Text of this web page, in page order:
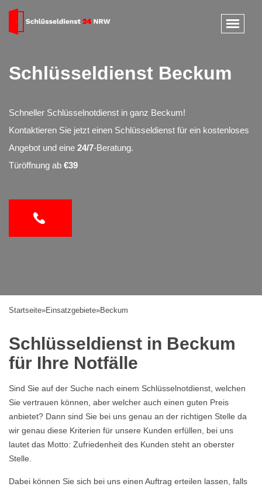
Schlüsseldienst Beckum
Schneller Schlüsselnotdienst in ganz Beckum!
Kontaktieren Sie jetzt einen Schlüsseldienst für ein kostenloses
Angebot und eine 24/7-Beratung.
Türöffnung ab €39
Startseite»Einsatzgebiete»Beckum
Schlüsseldienst in Beckum
für Ihre Notfälle
Sind Sie auf der Suche nach einem Schlüsselnotdienst, welchen
Sie vertrauen können, aber welcher auch einen guten Preis
anbietet? Dann sind Sie bei uns genau an der richtigen Stelle da
wir genau diese Kriterien für unsere Kunden erfüllen, bei uns
lautet das Motto: Zufriedenheit des Kunden steht an oberster
Stelle.
Dabei können Sie sich bei uns einen Auftrag erteilen lassen, falls